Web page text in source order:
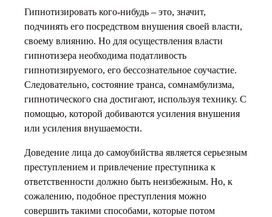
Гипнотизировать кого-нибудь – это, значит,
подчинять его посредством внушения своей власти,
своему влиянию. Но для осуществления власти
гипнотизера необходима податливость
гипнотизируемого, его бессознательное соучастие.
Следовательно, состояние транса, сомнамбулизма,
гипнотического сна достигают, используя технику. С
помощью, которой добиваются усиления внушения
или усиления внушаемости.
Доведение лица до самоубийства является серьезным
преступлением и привлечение преступника к
ответственности должно быть неизбежным. Но, к
сожалению, подобное преступления можно
совершить такими способами, которые потом